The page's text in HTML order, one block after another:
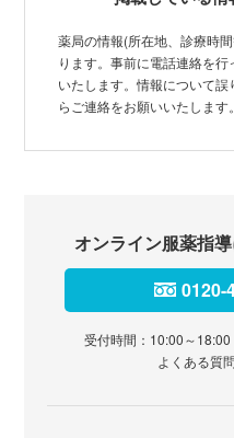
薬局の情報(所在地、診療時
ります。事前に電話連絡を
いたします。情報について
らご連絡をお願いいたします。
オンライン服薬指
0120-
受付時間：10:00～18:00
よくある質